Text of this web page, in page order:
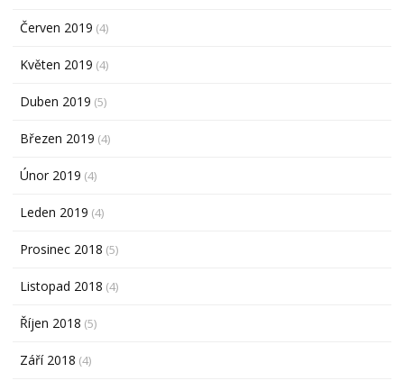
Červen 2019 (4)
Květen 2019 (4)
Duben 2019 (5)
Březen 2019 (4)
Únor 2019 (4)
Leden 2019 (4)
Prosinec 2018 (5)
Listopad 2018 (4)
Říjen 2018 (5)
Září 2018 (4)